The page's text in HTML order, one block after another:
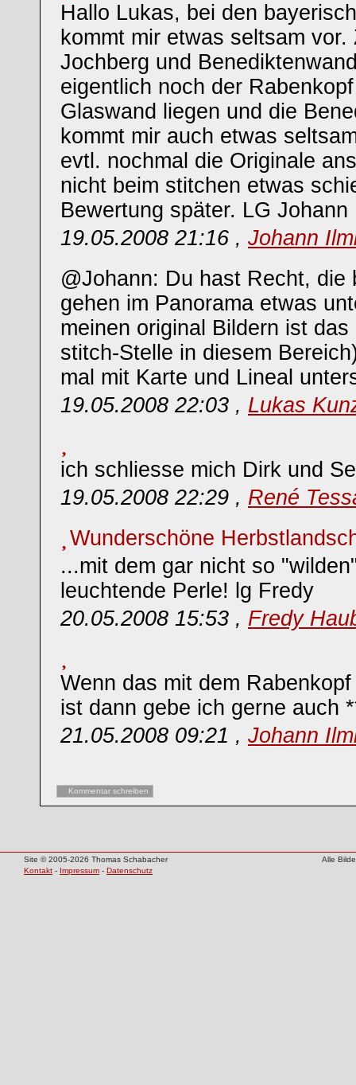
Hallo Lukas, bei den
kommt mir etwas seltsam vor.
Jochberg und
eigentlich noch der
Glaswand liegen und die
kommt mir auch etwas
evtl. nochmal die Originale
nicht beim stitchen etwas
Bewertung später. LG Johann
19.05.2008 21:16 , Johann
@Johann: Du hast Recht, die
gehen im Panorama etwas
meinen original Bildern ist
stitch-Stelle in diesem
mal mit Karte und Lineal
19.05.2008 22:03 , Lukas
ich schliesse mich Dirk und
19.05.2008 22:29 , René
Wunderschöne
...mit dem gar nicht so
leuchtende Perle! lg Fredy
20.05.2008 15:53 , Fredy
Wenn das mit dem
ist dann gebe ich gerne auch
21.05.2008 09:21 , Johann
Kommentar schreiben
Site © 2005-2026 Thomas Schabacher
Alle
Kontakt - Impressum - Datenschutz